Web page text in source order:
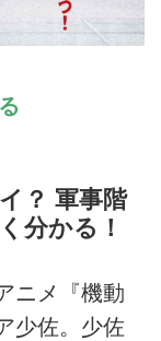
？ 軍事階
分かる！
ニメ『機動
少佐。少佐